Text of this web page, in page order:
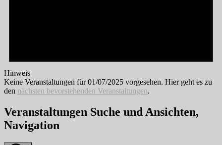
Hinweis
Keine Veranstaltungen für 01/07/2025 vorgesehen. Hier geht es zu
den nächsten bevorstehenden Veranstaltungen.
Veranstaltungen Suche und Ansichten,
Navigation